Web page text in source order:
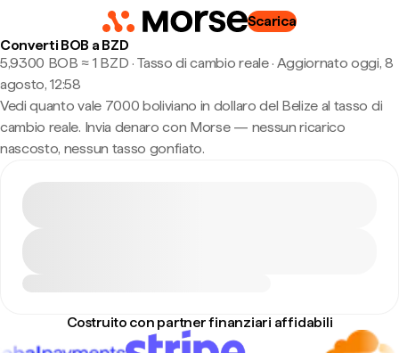
Scarica
Converti BOB a BZD
5,9300 BOB ≈ 1 BZD · Tasso di cambio reale· Aggiornato oggi, 8
agosto, 12:58
Vedi quanto vale 7000 boliviano in dollaro del Belize al tasso di
cambio reale. Invia denaro con Morse — nessun ricarico
nascosto, nessun tasso gonfiato.
Costruito con partner finanziari affidabili